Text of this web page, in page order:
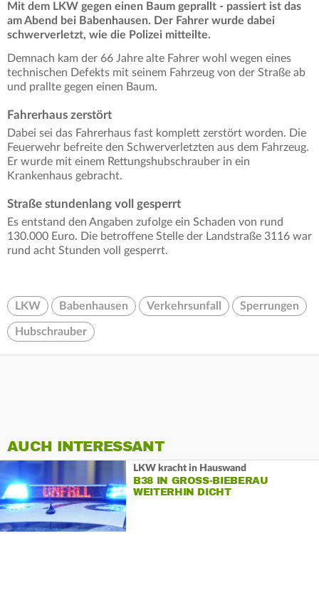
Mit dem LKW gegen einen Baum geprallt - passiert ist das
am Abend bei Babenhausen. Der Fahrer wurde dabei
schwerverletzt, wie die Polizei mitteilte.
Demnach kam der 66 Jahre alte Fahrer wohl wegen eines
technischen Defekts mit seinem Fahrzeug von der Straße ab
und prallte gegen einen Baum.
Fahrerhaus zerstört
Dabei sei das Fahrerhaus fast komplett zerstört worden. Die
Feuerwehr befreite den Schwerverletzten aus dem Fahrzeug.
Er wurde mit einem Rettungshubschrauber in ein
Krankenhaus gebracht.
Straße stundenlang voll gesperrt
Es entstand den Angaben zufolge ein Schaden von rund
130.000 Euro. Die betroffene Stelle der Landstraße 3116 war
rund acht Stunden voll gesperrt.
LKW Babenhausen Verkehrsunfall Sperrungen
Hubschrauber
AUCH INTERESSANT
LKW kracht in Hauswand
B38 IN GROSS-BIEBERAU W
EITERHIN DICHT